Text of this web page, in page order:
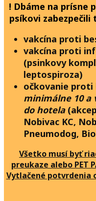
! Dbáme na prísne
psíkovi
vakcína proti
vakcína proti
(psinkovy
leptospiroza)
očkovanie proti
minimálne 10 a
do hotela
Nobivac KC,
Pneumodog,
Všetko musí byť
preukaze alebo PET
Vytlačené potvrdenia